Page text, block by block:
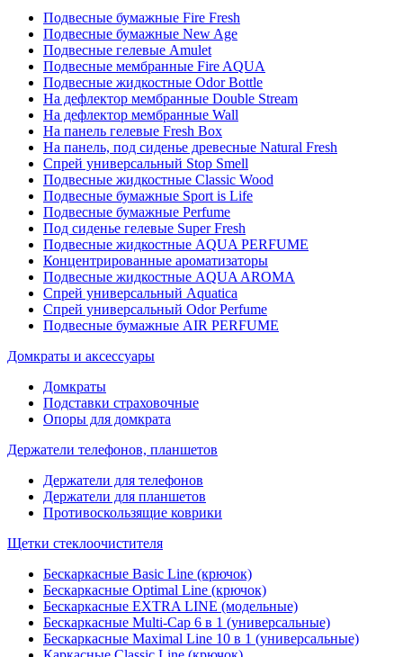
Подвесные бумажные Fire Fresh
Подвесные бумажные New Age
Подвесные гелевые Amulet
Подвесные мембранные Fire AQUA
Подвесные жидкостные Odor Bottle
На дефлектор мембранные Double Stream
На дефлектор мембранные Wall
На панель гелевые Fresh Box
На панель, под сиденье древесные Natural Fresh
Спрей универсальный Stop Smell
Подвесные жидкостные Classic Wood
Подвесные бумажные Sport is Life
Подвесные бумажные Perfume
Под сиденье гелевые Super Fresh
Подвесные жидкостные AQUA PERFUME
Концентрированные ароматизаторы
Подвесные жидкостные AQUA AROMA
Спрей универсальный Aquatica
Спрей универсальный Odor Perfume
Подвесные бумажные AIR PERFUME
Домкраты и аксессуары
Домкраты
Подставки страховочные
Опоры для домкрата
Держатели телефонов, планшетов
Держатели для телефонов
Держатели для планшетов
Противоскользящие коврики
Щетки стеклоочистителя
Бескаркасные Basic Line (крючок)
Бескаркасные Optimal Line (крючок)
Бескаркасные EXTRA LINE (модельные)
Бескаркасные Multi-Cap 6 в 1 (универсальные)
Бескаркасные Maximal Line 10 в 1 (универсальные)